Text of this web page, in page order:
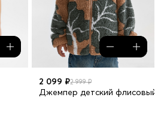
2 099 ₽2 999 ₽
Джемпер детский флисовый